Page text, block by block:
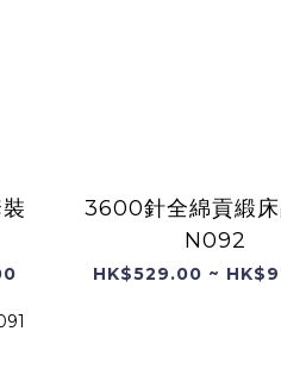
3600針全綿貢緞
N092
HK$529.00 ~